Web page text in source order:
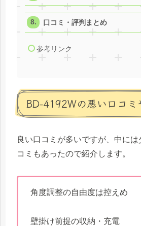
口コミ・評判まとめ
参考リンク
BD-4192Wの悪い口コミ
良い口コミが多いですが、中には
コミもあったので紹介します。
角度調整の自由度は控えめ
壁掛け前提の収納・充電